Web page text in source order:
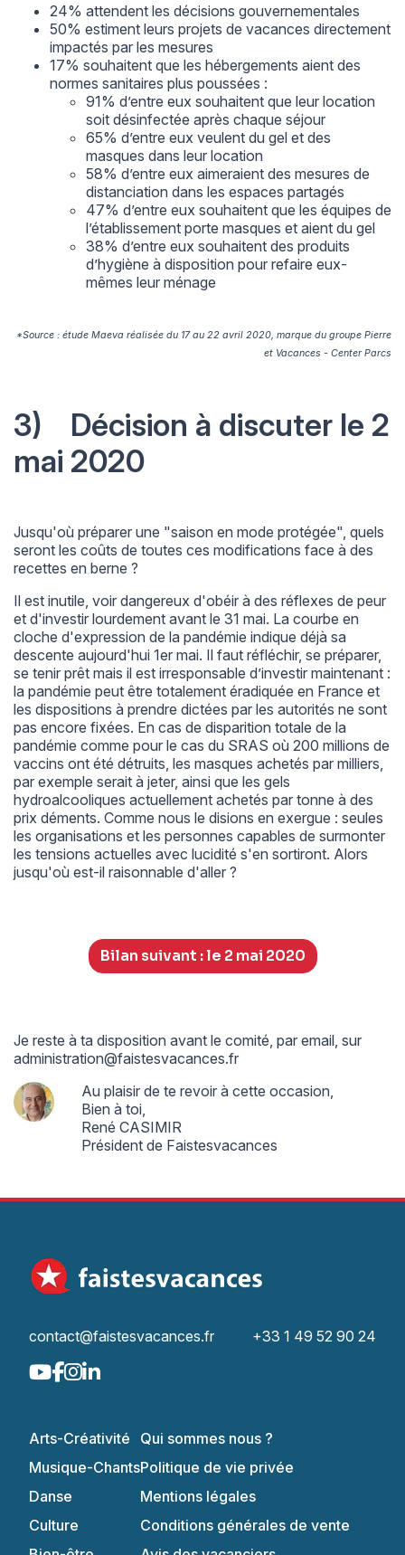
24% attendent les décisions gouvernementales
50% estiment leurs projets de vacances directement
impactés par les mesures
17% souhaitent que les hébergements aient des
normes sanitaires plus poussées :
91% d’entre eux souhaitent que leur location
soit désinfectée après chaque séjour
65% d’entre eux veulent du gel et des
masques dans leur location
58% d’entre eux aimeraient des mesures de
distanciation dans les espaces partagés
47% d’entre eux souhaitent que les équipes de
l’établissement porte masques et aient du gel
38% d’entre eux souhaitent des produits
d’hygiène à disposition pour refaire eux-
mêmes leur ménage
*Source : étude Maeva réalisée du 17 au 22 avril 2020, marque du groupe Pierre
et Vacances - Center Parcs
3) Décision à discuter le 2
mai 2020
Jusqu'où préparer une "saison en mode protégée", quels
seront les coûts de toutes ces modifications face à des
recettes en berne ?
Il est inutile, voir dangereux d'obéir à des réflexes de peur
et d'investir lourdement avant le 31 mai. La courbe en
cloche d'expression de la pandémie indique déjà sa
descente aujourd'hui 1er mai. Il faut réfléchir, se préparer,
se tenir prêt mais il est irresponsable d’investir maintenant :
la pandémie peut être totalement éradiquée en France et
les dispositions à prendre dictées par les autorités ne sont
pas encore fixées. En cas de disparition totale de la
pandémie comme pour le cas du SRAS où 200 millions de
vaccins ont été détruits, les masques achetés par milliers,
par exemple serait à jeter, ainsi que les gels
hydroalcooliques actuellement achetés par tonne à des
prix déments. Comme nous le disions en exergue : seules
les organisations et les personnes capables de surmonter
les tensions actuelles avec lucidité s'en sortiront. Alors
jusqu'où est-il raisonnable d'aller ?
Bilan suivant : le 2 mai 2020
Je reste à ta disposition avant le comité, par email, sur
administration@faistesvacances.fr
Au plaisir de te revoir à cette occasion,
Bien à toi,
René CASIMIR
Président de Faistesvacances
contact@faistesvacances.fr +33 1 49 52 90 24
Arts-Créativité
Musique-Chants
Danse
Culture
Qui sommes nous ?
Politique de vie privée
Mentions légales
Conditions générales de vente